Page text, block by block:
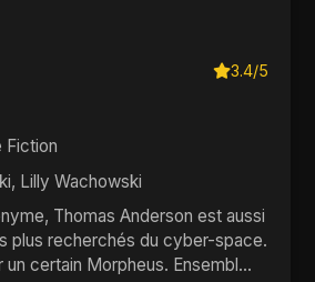
3.4/5
Fiction
Lilly Wachowski
Thomas Anderson est aussi
plus recherchés du cyber-space.
certain Morpheus. Ensembl...